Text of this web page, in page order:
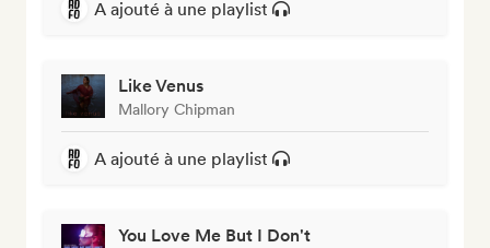
A ajouté à une playlist
Like Venus
Mallory Chipman
A ajouté à une playlist
You Love Me But I Don't